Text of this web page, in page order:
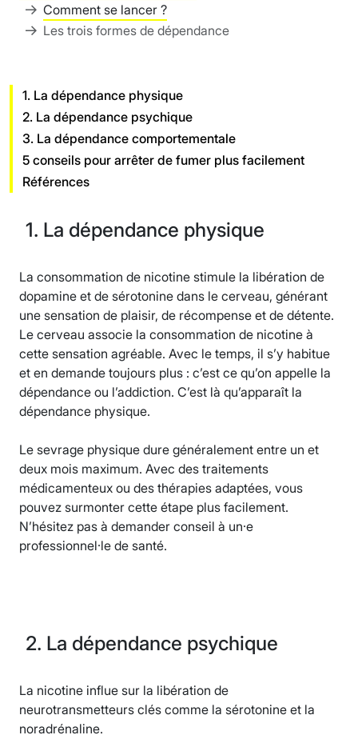
Comment se lancer ?
Les trois formes de dépendance
1. La dépendance physique
2. La dépendance psychique
3. La dépendance comportementale
5 conseils pour arrêter de fumer plus facilement
Références
1. La dépendance physique
La consommation de nicotine stimule la libération de
dopamine et de sérotonine dans le cerveau, générant
une sensation de plaisir, de récompense et de détente.
Le cerveau associe la consommation de nicotine à
cette sensation agréable. Avec le temps, il s’y habitue
et en demande toujours plus : c’est ce qu’on appelle la
dépendance ou l’addiction. C’est là qu’apparaît la
dépendance physique.
Le sevrage physique dure généralement entre un et
deux mois maximum. Avec des traitements
médicamenteux ou des thérapies adaptées, vous
pouvez surmonter cette étape plus facilement.
N’hésitez pas à demander conseil à un·e
professionnel·le de santé.
2. La dépendance psychique
La nicotine influe sur la libération de
neurotransmetteurs clés comme la sérotonine et la
noradrénaline.